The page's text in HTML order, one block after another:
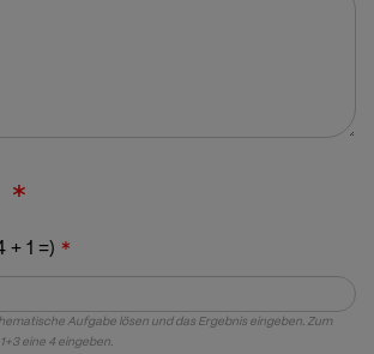
+ 1 =)
Aufgabe lösen und das Ergebnis eingeben. Zum
eine 4 eingeben.